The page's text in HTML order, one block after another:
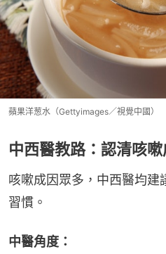
蘋果洋葱水（Gettyimages／視覺中國）
中西醫教路：認清咳
咳嗽成因眾多，中西醫均建
習慣。
中醫角度：